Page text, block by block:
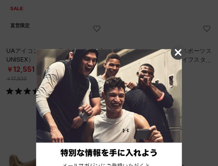
SALE
直営限定
UAアイコン ロー（ライフスタイル/
UNISEX）
￥12,551
30%OFF
￥17,930
UAホバー ファントム3 スポーツス
タイルエディション（ライフスタイ
ル/MEN）
￥17,600